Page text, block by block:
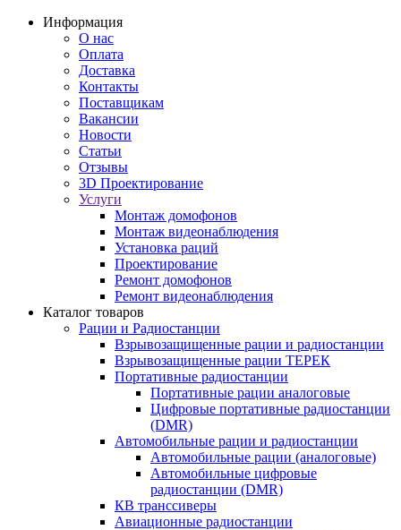
Информация
О нас
Оплата
Доставка
Контакты
Поставщикам
Вакансии
Новости
Статьи
Отзывы
3D Проектирование
Услуги
Монтаж домофонов
Монтаж видеонаблюдения
Установка раций
Проектирование
Ремонт домофонов
Ремонт видеонаблюдения
Каталог товаров
Рации и Радиостанции
Взрывозащищенные рации и радиостанции
Взрывозащищенные рации ТЕРЕК
Портативные радиостанции
Портативные рации аналоговые
Цифровые портативные радиостанции
(DMR)
Автомобильные рации и радиостанции
Автомобильные рации (аналоговые)
Автомобильные цифровые
радиостанции (DMR)
КВ транссиверы
Авиационные радиостанции